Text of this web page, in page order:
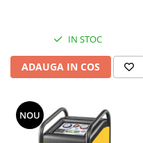
IN STOC
ADAUGA IN COS
NOU